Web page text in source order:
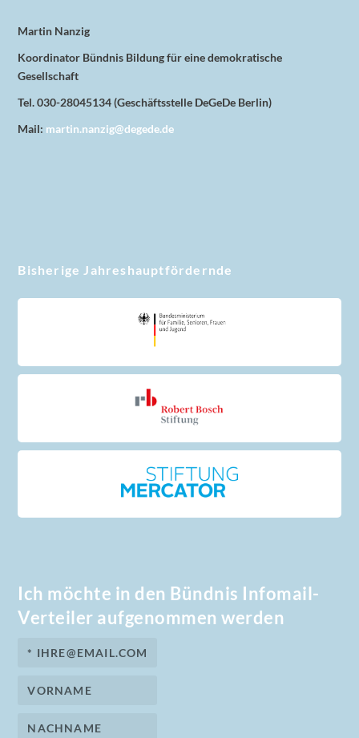
Martin Nanzig
Koordinator Bündnis Bildung für eine demokratische
Gesellschaft
Tel. 030-28045134 (Geschäftsstelle DeGeDe Berlin)
Mail: martin.nanzig@degede.de
Bisherige Jahreshauptfördernde
Ich möchte in den Bündnis Infomail-
Verteiler aufgenommen werden